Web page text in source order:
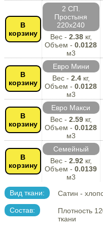
В
корзину
2 СП.
Простыня
220х240
Вес - 2.38кг,
Объем -0.0128
м3
В
корзину
Евро Мини
Вес - 2.4кг,
Объем -0.0128
м3
В
корзину
Евро Макси
Вес - 2.59кг,
Объем -0.0128
м3
В
корзину
Семейный
Вес - 2.92 кг,
Объем -0.0139
м3
Вид ткани: Сатин -
Состав:
Плотность
ткани